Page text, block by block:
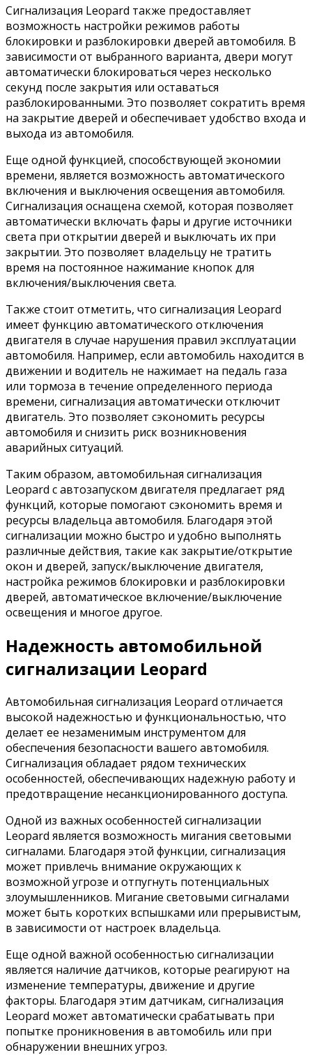
Сигнализация Leopard также предоставляет
возможность настройки режимов работы
блокировки и разблокировки дверей автомобиля. В
зависимости от выбранного варианта, двери могут
автоматически блокироваться через несколько
секунд после закрытия или оставаться
разблокированными. Это позволяет сократить время
на закрытие дверей и обеспечивает удобство входа и
выхода из автомобиля.
Еще одной функцией, способствующей экономии
времени, является возможность автоматического
включения и выключения освещения автомобиля.
Сигнализация оснащена схемой, которая позволяет
автоматически включать фары и другие источники
света при открытии дверей и выключать их при
закрытии. Это позволяет владельцу не тратить
время на постоянное нажимание кнопок для
включения/выключения света.
Также стоит отметить, что сигнализация Leopard
имеет функцию автоматического отключения
двигателя в случае нарушения правил эксплуатации
автомобиля. Например, если автомобиль находится в
движении и водитель не нажимает на педаль газа
или тормоза в течение определенного периода
времени, сигнализация автоматически отключит
двигатель. Это позволяет сэкономить ресурсы
автомобиля и снизить риск возникновения
аварийных ситуаций.
Таким образом, автомобильная сигнализация
Leopard с автозапуском двигателя предлагает ряд
функций, которые помогают сэкономить время и
ресурсы владельца автомобиля. Благодаря этой
сигнализации можно быстро и удобно выполнять
различные действия, такие как закрытие/открытие
окон и дверей, запуск/выключение двигателя,
настройка режимов блокировки и разблокировки
дверей, автоматическое включение/выключение
освещения и многое другое.
Надежность автомобильной
сигнализации Leopard
Автомобильная сигнализация Leopard отличается
высокой надежностью и функциональностью, что
делает ее незаменимым инструментом для
обеспечения безопасности вашего автомобиля.
Сигнализация обладает рядом технических
особенностей, обеспечивающих надежную работу и
предотвращение несанкционированного доступа.
Одной из важных особенностей сигнализации
Leopard является возможность мигания световыми
сигналами. Благодаря этой функции, сигнализация
может привлечь внимание окружающих к
возможной угрозе и отпугнуть потенциальных
злоумышленников. Мигание световыми сигналами
может быть коротких вспышками или прерывистым,
в зависимости от настроек владельца.
Еще одной важной особенностью сигнализации
является наличие датчиков, которые реагируют на
изменение температуры, движение и другие
факторы. Благодаря этим датчикам, сигнализация
Leopard может автоматически срабатывать при
попытке проникновения в автомобиль или при
обнаружении внешних угроз.